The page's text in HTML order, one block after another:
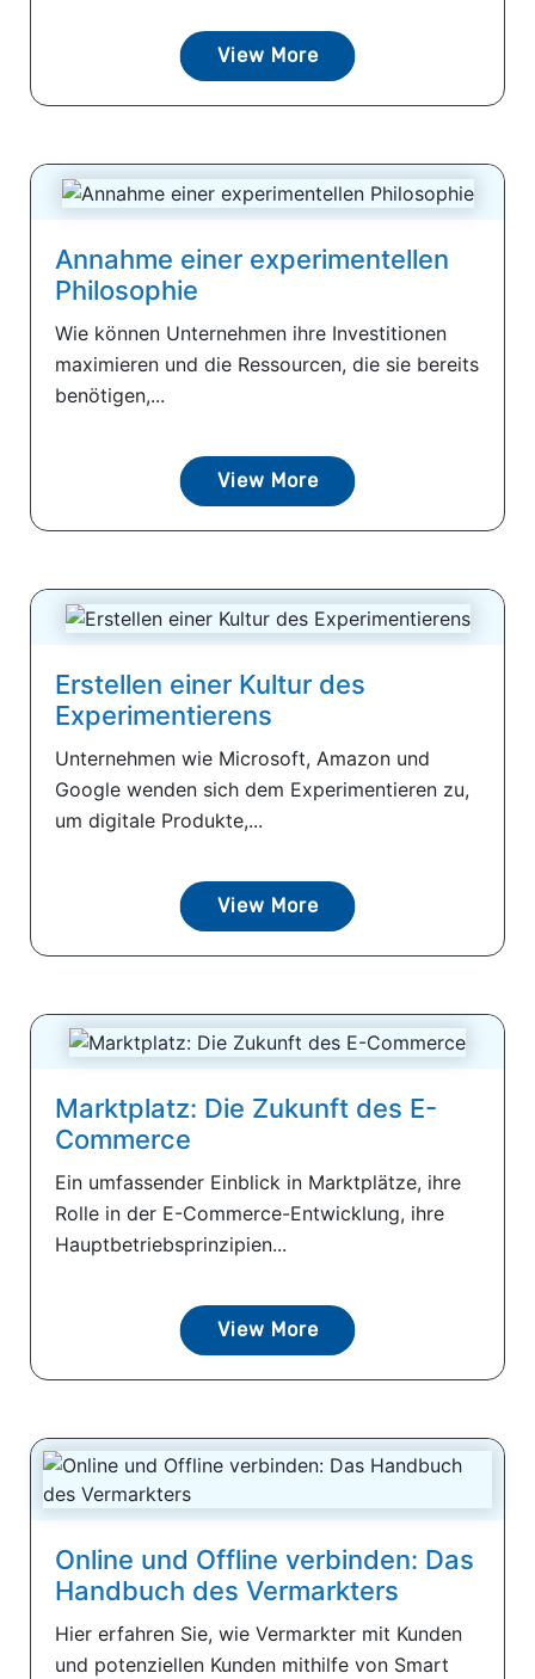
View More
Annahme einer experimentellen
Philosophie
Wie können Unternehmen ihre Investitionen
maximieren und die Ressourcen, die sie bereits
benötigen,...
View More
Erstellen einer Kultur des
Experimentierens
Unternehmen wie Microsoft, Amazon und
Google wenden sich dem Experimentieren zu,
um digitale Produkte,...
View More
Marktplatz: Die Zukunft des E-
Commerce
Ein umfassender Einblick in Marktplätze, ihre
Rolle in der E-Commerce-Entwicklung, ihre
Hauptbetriebsprinzipien...
View More
Online und Offline verbinden: Das
Handbuch des Vermarkters
Hier erfahren Sie, wie Vermarkter mit Kunden
und potenziellen Kunden mithilfe von Smart